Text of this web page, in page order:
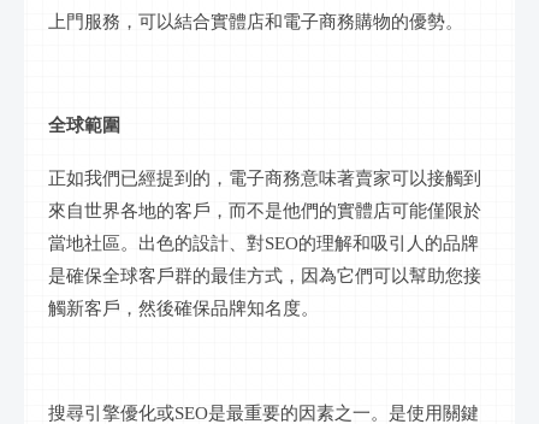
上門服務，可以結合實體店和電子商務購物的優勢。
全球範圍
正如我們已經提到的，電子商務意味著賣家可以接觸到
來自世界各地的客戶，而不是他們的實體店可能僅限於
當地社區。出色的設計、對SEO的理解和吸引人的品牌
是確保全球客戶群的最佳方式，因為它們可以幫助您接
觸新客戶，然後確保品牌知名度。
搜尋引擎優化或SEO是最重要的因素之一。是使用關鍵